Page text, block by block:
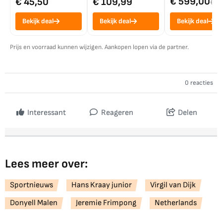
Bekijk deal Bekijk deal
€
Bekijk deal
Prijs en voorraad kunnen wijzigen. Aankopen lopen via de partner.
0 reacties
Interessant Reageren Delen
Lees meer over:
Sportnieuws Hans Kraay junior
Virgil van Dijk
Donyell Malen
Jeremie Frimpong Netherlands